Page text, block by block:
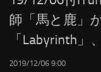
LINKS
師「馬と鹿」
「Labyrinth」
2019/12/06 9:00